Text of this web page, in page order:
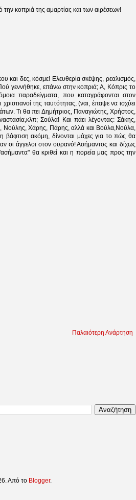
κοπριά της αμαρτίας και των αιρέσεων!
και δες, κόσμε! Ελευθερία σκέψης, ρεαλισμός,
γεννήθηκε, επάνω στην κοπριά; Α, Κόπρις το
παραδείγματα, που καταγράφονται στον
της ταυτότητας, (ναι, έπαψε να ισχύει
Τι θα πει Δημήτριος, Παναγιώτης, Χρήστος,
Σούλα! Και πάει λέγοντας: Σάκης,
Νούλης, Χάρης, Πάρης, αλλά και Βούλα,Νούλα,
ακόμη, δίνονται μάχες για το πώς θα
οι άγγελοι στον ουρανό! Ασήμαντος και δίχως
θα κριθεί και η πορεία μας προς την
Παλαιότερη Ανάρτηση
Από το Blogger.